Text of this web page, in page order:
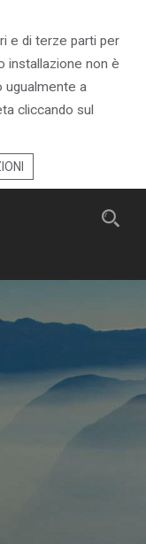
e di terze parti per
installazione non è
ugualmente a
cliccando sul